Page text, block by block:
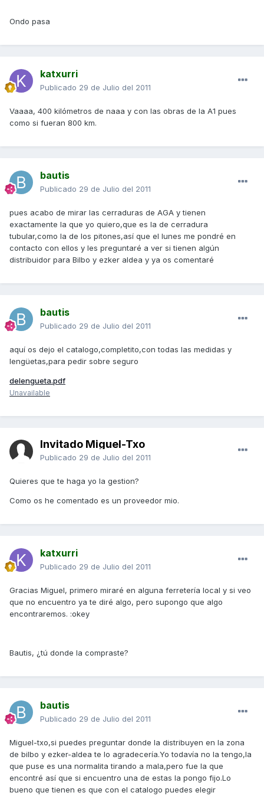
Ondo pasa
katxurri
Publicado 29 de Julio del 2011
Vaaaa, 400 kilómetros de naaa y con las obras de la A1 pues
como si fueran 800 km.
bautis
Publicado 29 de Julio del 2011
pues acabo de mirar las cerraduras de AGA y tienen
exactamente la que yo quiero,que es la de cerradura
tubular,como la de los pitones,así que el lunes me pondré en
contacto con ellos y les preguntaré a ver si tienen algún
distribuidor para Bilbo y ezker aldea y ya os comentaré
bautis
Publicado 29 de Julio del 2011
aquí os dejo el catalogo,completito,con todas las medidas y
lengüetas,para pedir sobre seguro
delengueta.pdf
Unavailable
Invitado Miguel-Txo
Publicado 29 de Julio del 2011
Quieres que te haga yo la gestion?
Como os he comentado es un proveedor mio.
katxurri
Publicado 29 de Julio del 2011
Gracias Miguel, primero miraré en alguna ferretería local y si veo
que no encuentro ya te diré algo, pero supongo que algo
encontraremos. :okey
Bautis, ¿tú donde la compraste?
bautis
Publicado 29 de Julio del 2011
Miguel-txo,si puedes preguntar donde la distribuyen en la zona
de bilbo y ezker-aldea te lo agradecería.Yo todavía no la tengo,la
que puse es una normalita tirando a mala,pero fue la que
encontré así que si encuentro una de estas la pongo fijo.Lo
bueno que tienen es que con el catalogo puedes elegir